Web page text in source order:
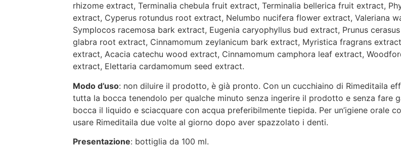
rhizome extract, Terminalia chebula fruit extract, Terminalia bellerica fruit extract,
extract, Cyperus rotundus root extract, Nelumbo nucifera flower extract, Valeriana
Symplocos racemosa bark extract, Eugenia caryophyllus bud extract, Prunus
glabra root extract, Cinnamomum zeylanicum bark extract, Myristica fragrans
extract, Acacia catechu wood extract, Cinnamomum camphora leaf extract,
extract, Elettaria cardamomum seed extract.
Modo d’uso: non diluire il prodotto, è già pronto. Con un cucchiaino di Rimeditaila
tutta la bocca tenendolo per qualche minuto senza ingerire il prodotto e senza fare
bocca il liquido e sciacquare con acqua preferibilmente tiepida. Per un’igiene orale
usare Rimeditaila due volte al giorno dopo aver spazzolato i denti.
Presentazione: bottiglia da 100 ml.